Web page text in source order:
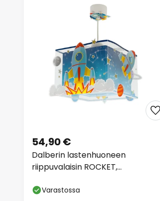
Dalberin lastenhuoneen
riippuvalaisin ROCKET,
54,90 €
Varastossa